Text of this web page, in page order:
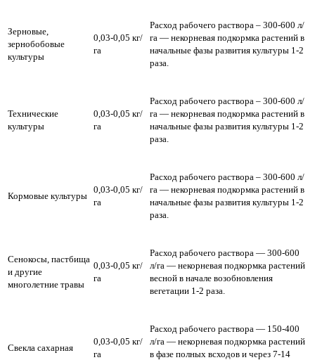
Зерновые,
зернобобовые
культуры
0,03-0,05 кг/
га
Расход рабочего раствора – 300-600 л/
га — некорневая подкормка растений в
начальные фазы развития культуры 1-2
раза.
Технические
культуры
0,03-0,05 кг/
га
Расход рабочего раствора – 300-600 л/
га — некорневая подкормка растений в
начальные фазы развития культуры 1-2
раза.
Кормовые культуры
0,03-0,05 кг/
га
Расход рабочего раствора – 300-600 л/
га — некорневая подкормка растений в
начальные фазы развития культуры 1-2
раза.
Сенокосы, пастбища
и другие
многолетние травы
0,03-0,05 кг/
га
Расход рабочего раствора — 300-600
л/га — некорневая подкормка растений
весной в начале возобновления
вегетации 1-2 раза.
Свекла сахарная
0,03-0,05 кг/
га
Расход рабочего раствора — 150-400
л/га — некорневая подкормка растений
в фазе полных всходов и через 7-14